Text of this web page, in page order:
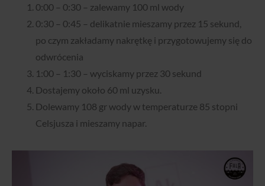
0:00 – 0:30 – zalewamy 100 ml wody
0:30 – 0:45 – delikatnie mieszamy przez 15 sekund,
po czym zakładamy nakrętkę i przygotowujemy się do
odwrócenia
1:00 – 1:30 – wyciskamy przez 30 sekund
Dostajemy około 60 ml uzysku.
Dolewamy 108 gr wody w temperaturze 85 stopni
Celsjusza i mieszamy napar.